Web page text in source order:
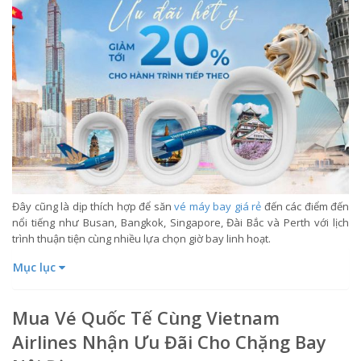
Đây cũng là dịp thích hợp để săn vé máy bay giá rẻ đến các điểm đến
nổi tiếng như Busan, Bangkok, Singapore, Đài Bắc và Perth với lịch
trình thuận tiện cùng nhiều lựa chọn giờ bay linh hoạt.
Mục lục
Mua Vé Quốc Tế Cùng Vietnam
Airlines Nhận Ưu Đãi Cho Chặng Bay